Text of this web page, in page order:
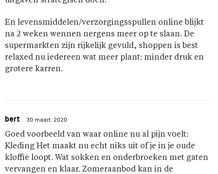
En levensmiddelen/verzorgingsspullen online blijkt
na 2 weken wennen nergens meer op te slaan. De
supermarkten zijn rijkelijk gevuld, shoppen is best
relaxed nu iedereen wat meer plant: minder druk en
grotere karren.
bert 30 maart, 2020
Goed voorbeeld van waar online nu al pijn voelt:
Kleding Het maakt nu echt niks uit of je in je oude
kloffie loopt. Wat sokken en onderbroeken met gaten
vervangen en klaar. Zomeraanbod kan in de